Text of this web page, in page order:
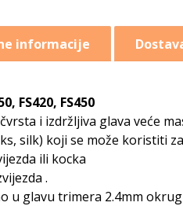
informacije
FS420, FS450
i izdržljiva glava veće
silk) koji se može koristiti
ili kocka
.
u glavu trimera 2.4mm